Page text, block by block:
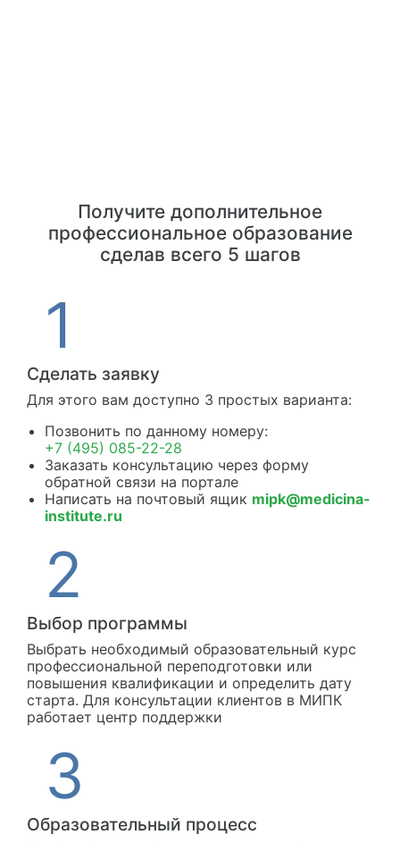
Получите дополнительное
профессиональное образование
сделав всего 5 шагов
Сделать заявку
Для этого вам доступно 3 простых варианта:
Позвонить по данному номеру:
+7 (495) 085-22-28
Заказать консультацию через форму
обратной связи на портале
Написать на почтовый ящик mipk@medicina-
institute.ru
Выбор программы
Выбрать необходимый образовательный курс
профессиональной переподготовки или
повышения квалификации и определить дату
старта. Для консультации клиентов в МИПК
работает центр поддержки
Образовательный процесс